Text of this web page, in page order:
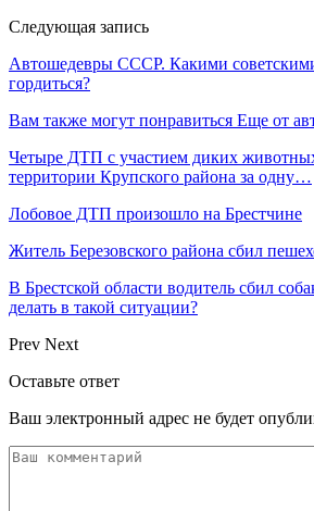
Следующая запись
Автошедевры СССР. Какими
гордиться?
Вам также могут понравиться Еще от
Четыре ДТП с участием диких
территории Крупского района за одну…
Лобовое ДТП произошло на Брестчине
Житель Березовского района сбил
В Брестской области водитель сбил
делать в такой ситуации?
Prev Next
Оставьте ответ
Ваш электронный адрес не будет